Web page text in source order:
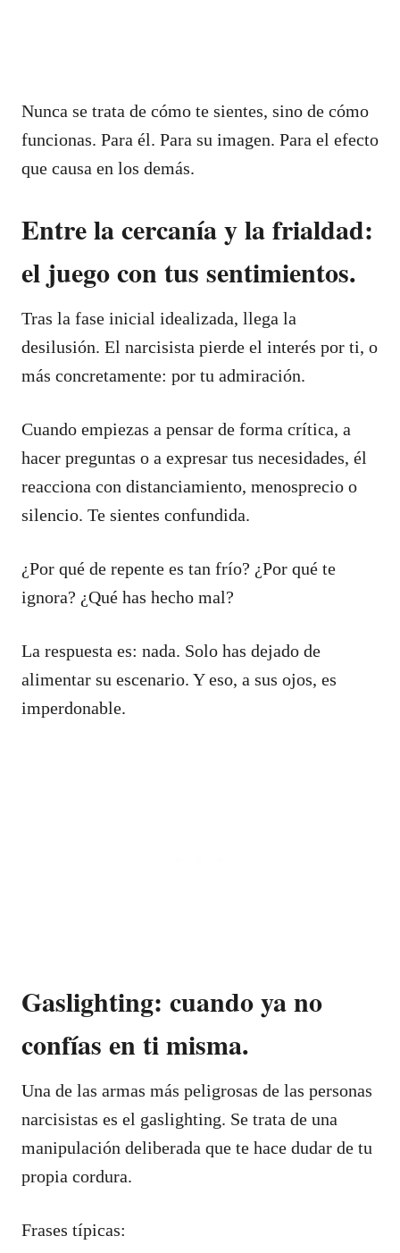
Nunca se trata de cómo te sientes, sino de cómo
funcionas. Para él. Para su imagen. Para el efecto
que causa en los demás.
Entre la cercanía y la frialdad:
el juego con tus sentimientos.
Tras la fase inicial idealizada, llega la
desilusión. El narcisista pierde el interés por ti, o
más concretamente: por tu admiración.
Cuando empiezas a pensar de forma crítica, a
hacer preguntas o a expresar tus necesidades, él
reacciona con distanciamiento, menosprecio o
silencio. Te sientes confundida.
¿Por qué de repente es tan frío? ¿Por qué te
ignora? ¿Qué has hecho mal?
La respuesta es: nada. Solo has dejado de
alimentar su escenario. Y eso, a sus ojos, es
imperdonable.
Gaslighting: cuando ya no
confías en ti misma.
Una de las armas más peligrosas de las personas
narcisistas es el gaslighting. Se trata de una
manipulación deliberada que te hace dudar de tu
propia cordura.
Frases típicas: